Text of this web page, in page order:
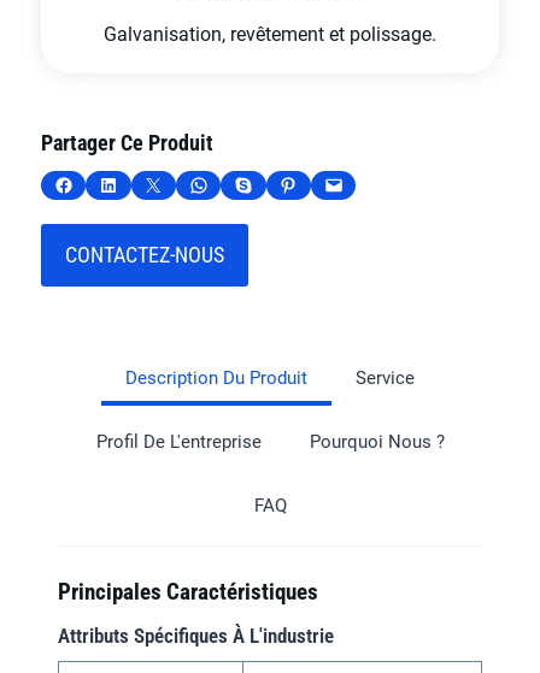
Galvanisation, revêtement et polissage.
Partager Ce Produit
Partager sur Facebook
Partager sur LinkedIn
Partager sur X Partager sur WhatsApp
Partager sur SkypePartager sur Pinterest
Envoyer cette page par e-mail
CONTACTEZ-NOUS
Description Du Produit Service
Profil De L'entreprise Pourquoi Nous ?
FAQ
Principales Caractéristiques
Attributs Spécifiques À L'industrie